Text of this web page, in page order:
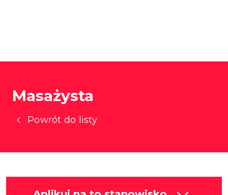
Masażysta
Powrót do listy